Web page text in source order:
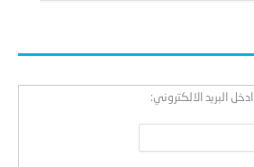
ادخل البريد الالكتروني: